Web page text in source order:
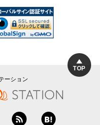
TOP
ーション